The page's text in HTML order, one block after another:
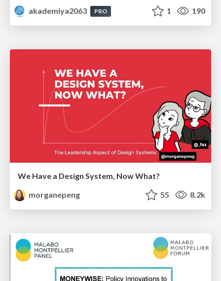
akademiya2063 PRO 1 190
We Have a Design System, Now What?
morganepeng
55 8.2k